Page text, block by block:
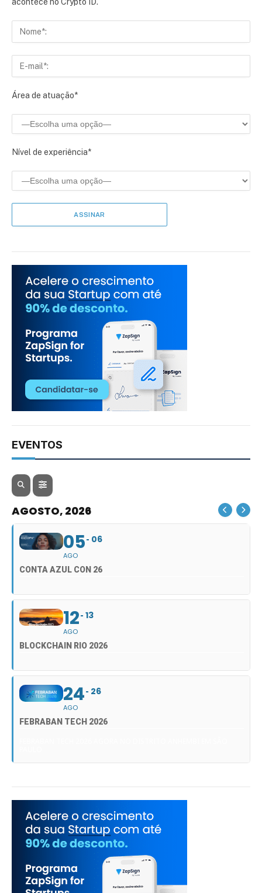
Área de atuação*
Nível de experiência*
EVENTOS
AGOSTO, 2026
05
AGO
06
CONTA AZUL CON 26
12
AGO
13
BLOCKCHAIN RIO 2026
24
AGO
26
FEBRABAN TECH 2026